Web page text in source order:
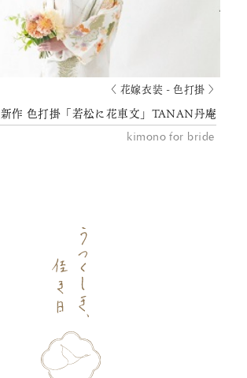
〈 花嫁衣装 - 色打掛 〉
新作 色打掛「若松に花車文」TANAN丹庵
kimono for bride